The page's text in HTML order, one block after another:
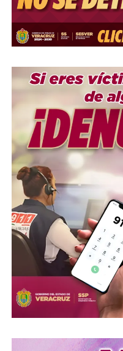
Me gusta esto:
Loading…
COMPARTE
RELATED TOPICS: FIRMAS
UP NEXT
Covid-19 y sus
14.6 millones de
“No existe hoy en